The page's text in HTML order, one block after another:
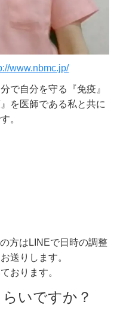
www.nbmc.jp/
で自分を守る『免疫』
を医師である私と共に
。
方はLINEで日時の調整
送りします。
おります。
いですか？